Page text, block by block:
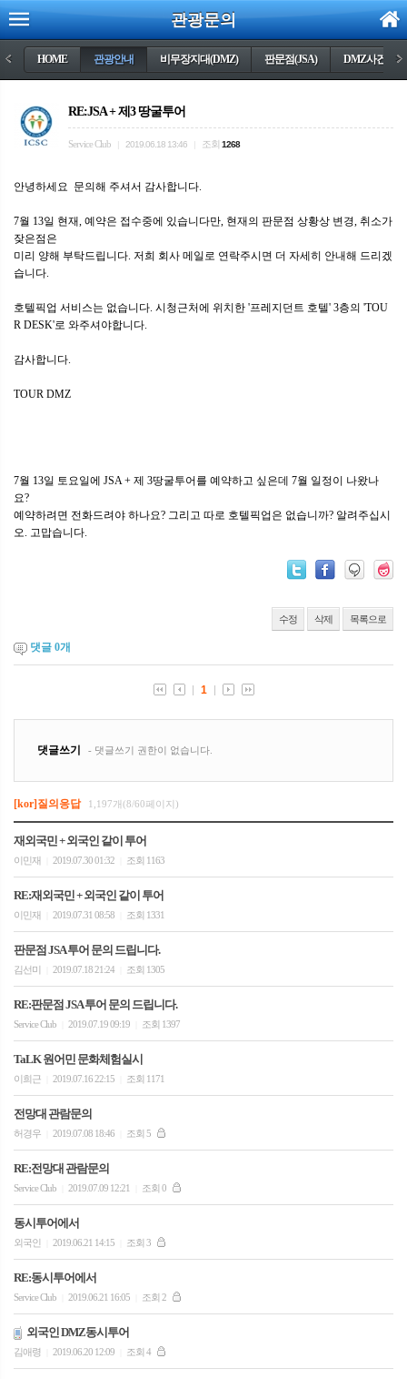
관광문의
< HOME 관광안내 비무장지대(DMZ) 판문점(JSA) DMZ사건들 >
RE:JSA + 제3 땅굴투어
Service Club 2019.06.18 13:46 조회 1268
안녕하세요 문의해 주셔서 감사합니다.
7월 13일 현재, 예약은 접수중에 있습니다만, 현재의 판문점 상황상 변경, 취소가
잦은점은
미리 양해 부탁드립니다. 저희 회사 메일로 연락주시면 더 자세히 안내해 드리겠
습니다.
호텔픽업 서비스는 없습니다. 시청근처에 위치한 '프레지던트 호텔' 3층의 'TOU
R DESK'로 와주셔야합니다.
감사합니다.
TOUR DMZ
7월 13일 토요일에 JSA + 제 3땅굴투어를 예약하고 싶은데 7월 일정이 나왔나
요?
예약하려면 전화드려야 하나요? 그리고 따로 호텔픽업은 없습니까? 알려주십시
오. 고맙습니다.
수정 삭제 목록으로
댓글 0개
[kor]질의응답 1,197개(8/60페이지)
재외국민 + 외국인 같이 투어
이민재 2019.07.30 01:32 조회 1163
RE:재외국민 + 외국인 같이 투어
이민재 2019.07.31 08:58 조회 1331
판문점 JSA 투어 문의 드립니다.
김선미 2019.07.18 21:24 조회 1305
RE:판문점 JSA 투어 문의 드립니다.
Service Club 2019.07.19 09:19 조회 1397
TaLK 원어민 문화체험실시
이희근 2019.07.16 22:15 조회 1171
전망대 관람문의
허경우 2019.07.08 18:46 조회 5
RE:전망대 관람문의
Service Club 2019.07.09 12:21 조회 0
동시투어에서
외국인 2019.06.21 14:15 조회 3
RE:동시투어에서
Service Club 2019.06.21 16:05 조회 2
외국인 DMZ동시투어
김애령 2019.06.20 12:09 조회 4